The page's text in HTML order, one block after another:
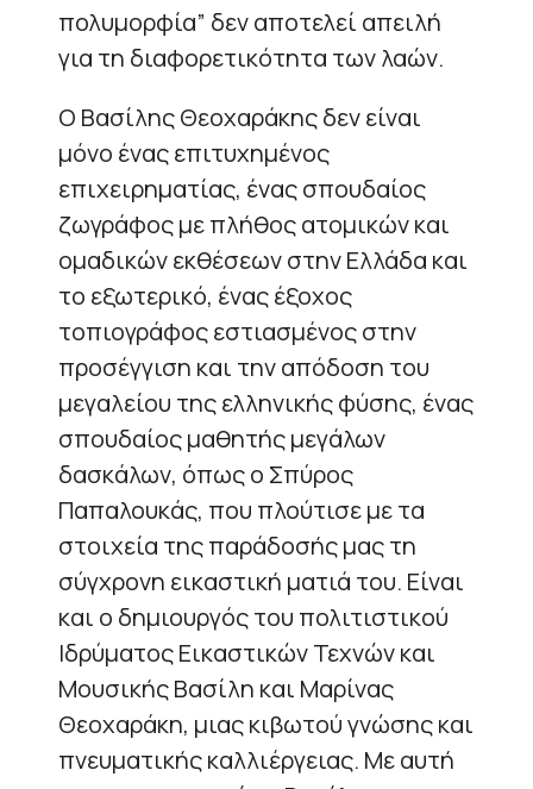
πολυμορφία” δεν αποτελεί απειλή
για τη διαφορετικότητα των λαών.
Ο Βασίλης Θεοχαράκης δεν είναι
μόνο ένας επιτυχημένος
επιχειρηματίας, ένας σπουδαίος
ζωγράφος με πλήθος ατομικών και
ομαδικών εκθέσεων στην Ελλάδα και
το εξωτερικό, ένας έξοχος
τοπιογράφος εστιασμένος στην
προσέγγιση και την απόδοση του
μεγαλείου της ελληνικής φύσης, ένας
σπουδαίος μαθητής μεγάλων
δασκάλων, όπως ο Σπύρος
Παπαλουκάς, που πλούτισε με τα
στοιχεία της παράδοσής μας τη
σύγχρονη εικαστική ματιά του. Είναι
και ο δημιουργός του πολιτιστικού
Ιδρύματος Εικαστικών Τεχνών και
Μουσικής Βασίλη και Μαρίνας
Θεοχαράκη, μιας κιβωτού γνώσης και
πνευματικής καλλιέργειας. Με αυτή